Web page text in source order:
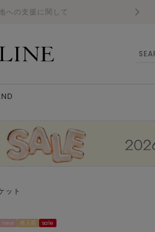
への支援に関して
ット
new 再入荷 sale